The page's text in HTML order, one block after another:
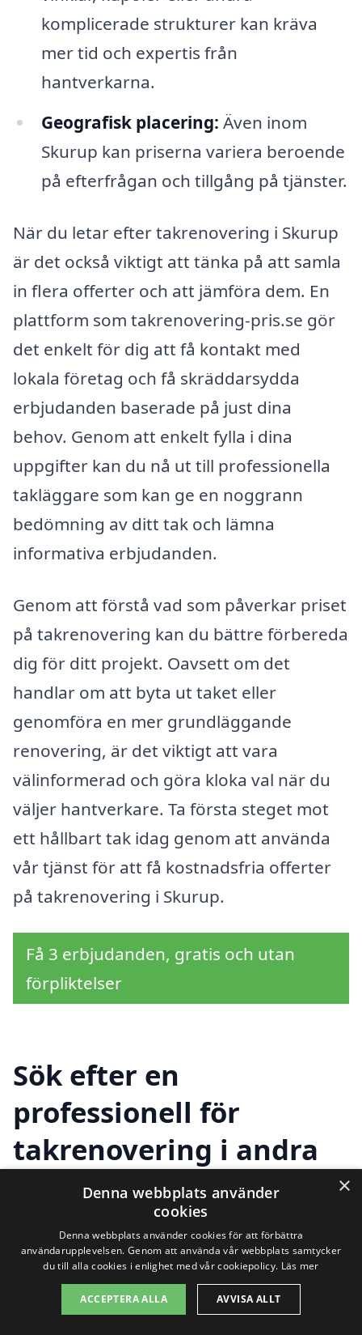
komplicerade strukturer kan kräva
mer tid och expertis från
hantverkarna.
Geografisk placering: Även inom
Skurup kan priserna variera beroende
på efterfrågan och tillgång på tjänster.
När du letar efter takrenovering i Skurup
är det också viktigt att tänka på att samla
in flera offerter och att jämföra dem. En
plattform som takrenovering-pris.se gör
det enkelt för dig att få kontakt med
lokala företag och få skräddarsydda
erbjudanden baserade på just dina
behov. Genom att enkelt fylla i dina
uppgifter kan du nå ut till professionella
takläggare som kan ge en noggrann
bedömning av ditt tak och lämna
informativa erbjudanden.
Genom att förstå vad som påverkar priset
på takrenovering kan du bättre förbereda
dig för ditt projekt. Oavsett om det
handlar om att byta ut taket eller
genomföra en mer grundläggande
renovering, är det viktigt att vara
välinformerad och göra kloka val när du
väljer hantverkare. Ta första steget mot
ett hållbart tak idag genom att använda
vår tjänst för att få kostnadsfria offerter
på takrenovering i Skurup.
Få 3 erbjudanden, gratis och utan
förpliktelser
Sök efter en
professionell för
takrenovering i andra
städer nära Skurup
Att renovera taket är en viktig investering
för ditt hem, och det är avgörande att du
hittar rätt företag för takrenovering i
×
Denna webbplats använder
cookies
Denna webbplats använder cookies för att förbättra
användarupplevelsen. Genom att använda vår webbplats samtycker
du till alla cookies i enlighet med vår cookiepolicy. Läs mer
ACCEPTERA ALLA AVVISA ALLT